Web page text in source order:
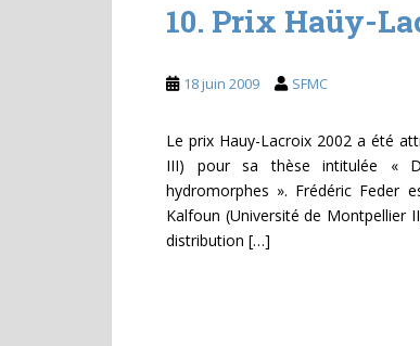
10. Prix Haüy-
18 juin 2009 SFMC
Le prix Hauy-Lacroix 2002 a été
III) pour sa thèse intitulée «
hydromorphes ». Frédéric Feder
Kalfoun (Université de Montpellier
distribution […]